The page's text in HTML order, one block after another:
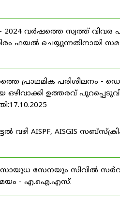
വർഷത്തെ സ്വത്ത് വിവര
ഫയൽ ചെയ്യുന്നതിനായി സമയം
പ്രാഥമിക പരിശീലനം -
ഉത്തരവ്
വഴി AISPF, AISGIS
സായുധ സേനയും സിവിൽ
- എ.ഐ.എസ്.